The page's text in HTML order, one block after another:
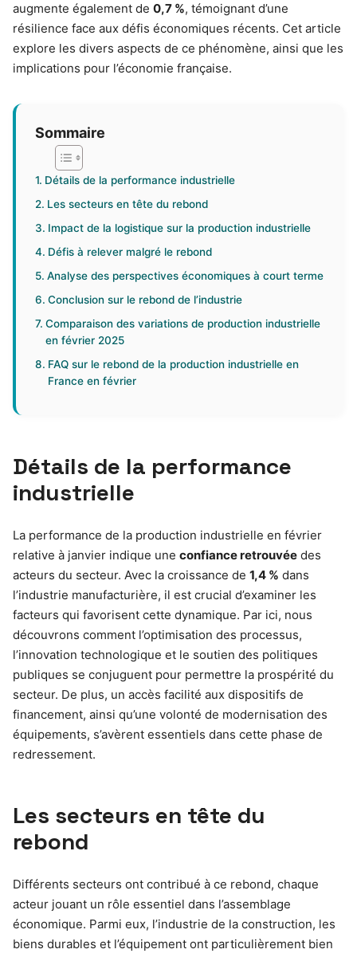
augmente également de 0,7 %, témoignant d’une
résilience face aux défis économiques récents. Cet article
explore les divers aspects de ce phénomène, ainsi que les
implications pour l’économie française.
Sommaire
Détails de la performance industrielle
Les secteurs en tête du rebond
Impact de la logistique sur la production industrielle
Défis à relever malgré le rebond
Analyse des perspectives économiques à court terme
Conclusion sur le rebond de l’industrie
Comparaison des variations de production industrielle
en février 2025
FAQ sur le rebond de la production industrielle en
France en février
Détails de la performance
industrielle
La performance de la production industrielle en février
relative à janvier indique une confiance retrouvée des
acteurs du secteur. Avec la croissance de 1,4 % dans
l’industrie manufacturière, il est crucial d’examiner les
facteurs qui favorisent cette dynamique. Par ici, nous
découvrons comment l’optimisation des processus,
l’innovation technologique et le soutien des politiques
publiques se conjuguent pour permettre la prospérité du
secteur. De plus, un accès facilité aux dispositifs de
financement, ainsi qu’une volonté de modernisation des
équipements, s’avèrent essentiels dans cette phase de
redressement.
Les secteurs en tête du
rebond
Différents secteurs ont contribué à ce rebond, chaque
acteur jouant un rôle essentiel dans l’assemblage
économique. Parmi eux, l’industrie de la construction, les
biens durables et l’équipement ont particulièrement bien